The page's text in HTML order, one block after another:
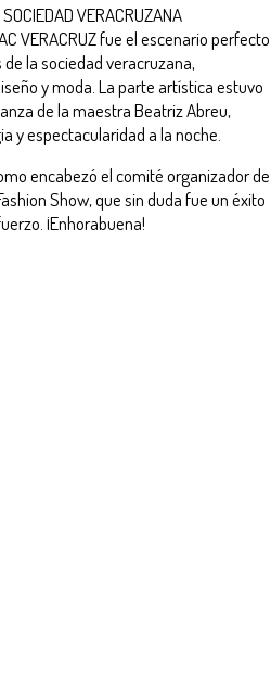
VERACRUZANA
VERACRUZ fue el escenario perfecto
la sociedad veracruzana,
y moda. La parte artística estuvo
de la maestra Beatriz Abreu,
y espectacularidad a la noche.
encabezó el comité organizador de
Show, que sin duda fue un éxito
¡Enhorabuena!